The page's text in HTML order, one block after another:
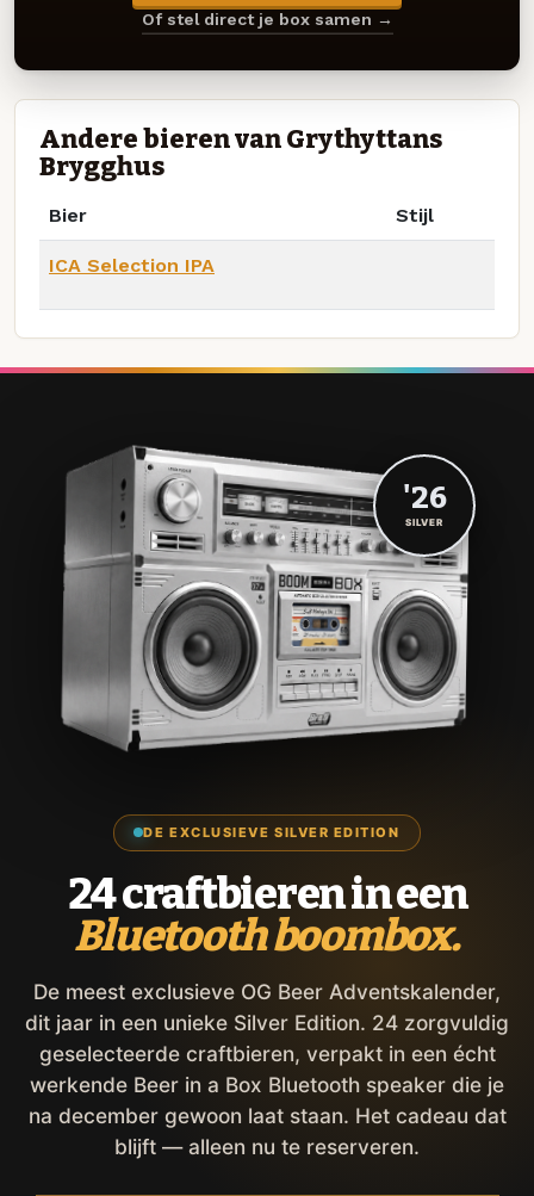
Of stel direct je box samen →
Andere bieren van Grythyttans
Brygghus
Bier Stijl
ICA Selection IPA
DE EXCLUSIEVE SILVER EDITION
24 craftbieren in een
Bluetooth boombox.
De meest exclusieve OG Beer Adventskalender,
dit jaar in een unieke Silver Edition. 24 zorgvuldig
geselecteerde craftbieren, verpakt in een écht
werkende Beer in a Box Bluetooth speaker die je
na december gewoon laat staan. Het cadeau dat
blijft — alleen nu te reserveren.
'26
SILVER